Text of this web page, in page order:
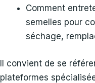
Comment
semelles pour
séchage,
Il convient de se
plateformes